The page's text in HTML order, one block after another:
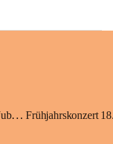
150 Jahre Freiwillige Feuerwehr Paternion – Jubiläumsfest Frühjahrskonzert